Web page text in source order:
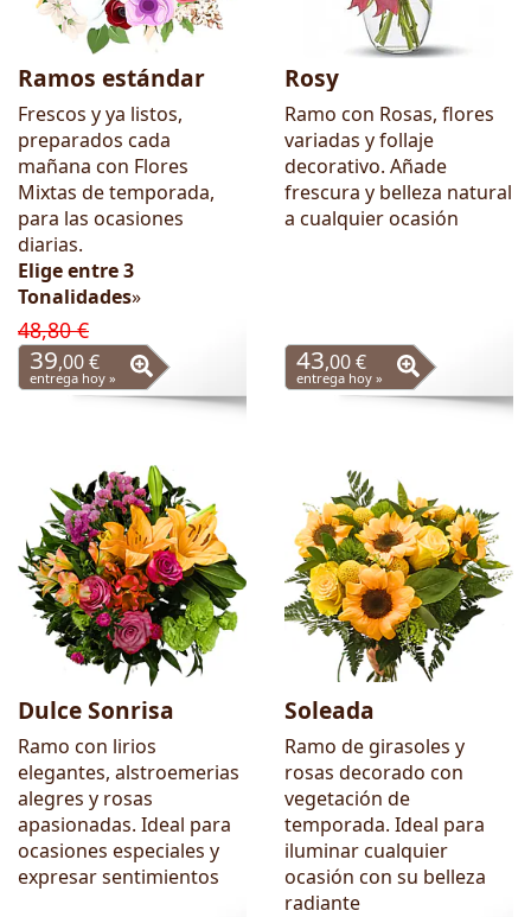
Ramos estándar
Frescos y ya listos,
preparados cada
mañana con Flores
Mixtas de temporada,
para las ocasiones
diarias.
Elige entre 3
Tonalidades»
48,80 €
39,00 €
entrega hoy »
Rosy
Ramo con Rosas, flores
variadas y follaje
decorativo. Añade
frescura y belleza natural
a cualquier ocasión
43,00 €
entrega hoy »
Dulce Sonrisa
Ramo con lirios
elegantes, alstroemerias
alegres y rosas
apasionadas. Ideal para
ocasiones especiales y
expresar sentimientos
Soleada
Ramo de girasoles y
rosas decorado con
vegetación de
temporada. Ideal para
iluminar cualquier
ocasión con su belleza
radiante